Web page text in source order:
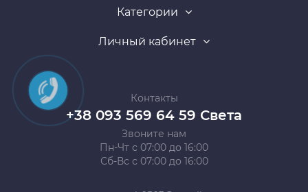
Категории
Личный кабинет
Контакты
+38 093 569 64 59 Света
Звоните нам
Пн-Чт с 07:00 до 16:00
Сб-Вс с 07:00 до 16:00